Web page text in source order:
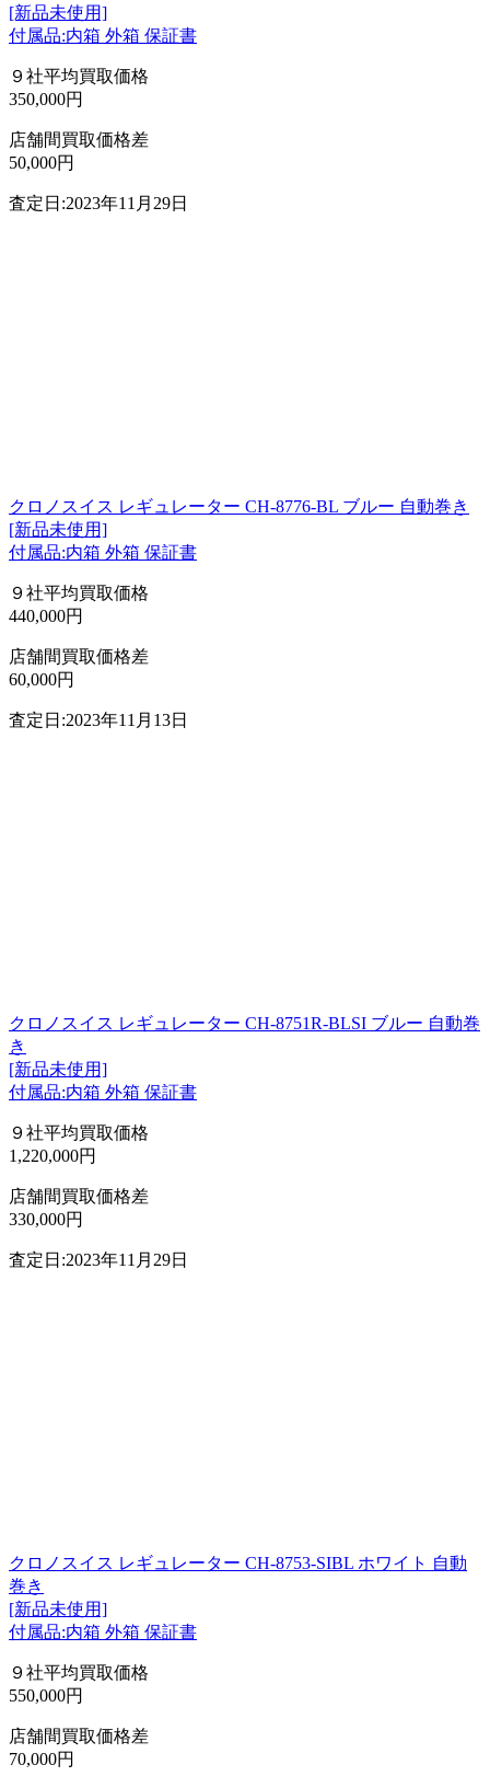
[新品未使用]
付属品:内箱 外箱 保証書
９社平均買取価格
350,000円
店舗間買取価格差
50,000円
査定日:2023年11月29日
クロノスイス レギュレーター CH-8776-BL ブルー 自動巻き
[新品未使用]
付属品:内箱 外箱 保証書
９社平均買取価格
440,000円
店舗間買取価格差
60,000円
査定日:2023年11月13日
クロノスイス レギュレーター CH-8751R-BLSI ブルー 自動巻
き
[新品未使用]
付属品:内箱 外箱 保証書
９社平均買取価格
1,220,000円
店舗間買取価格差
330,000円
査定日:2023年11月29日
クロノスイス レギュレーター CH-8753-SIBL ホワイト 自動
巻き
[新品未使用]
付属品:内箱 外箱 保証書
９社平均買取価格
550,000円
店舗間買取価格差
70,000円